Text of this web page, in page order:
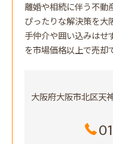
離婚や相続に伴う不動
ぴったりな解決策を大
手仲介や囲い込みはせ
を市場価格以上で売却
大阪府大阪市北区天